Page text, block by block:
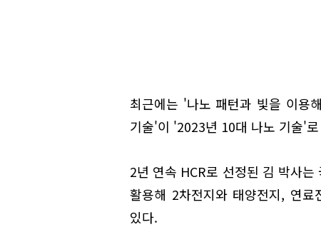
최근에는 '나노 패턴과 빛을 이용
기술'이 '2023년 10대 나노 기술'
2년 연속 HCR로 선정된 김 박사는
활용해 2차전지와 태양전지, 연
있다.